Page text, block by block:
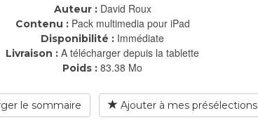
Auteur : David Roux
Contenu : Pack multimedia pour iPad
Disponibilité : Immédiate
Livraison : A télécharger depuis la tablette
Poids : 83.38 Mo
le sommaire Ajouter à mes présélections